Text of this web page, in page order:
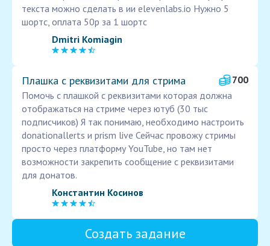
текста можно сделать в ии elevenlabs.io Нужно 5
шортс, оплата 50р за 1 шортс
Dmitri Komiagin
Плашка с реквизитами для стрима
700
Помочь с плашкой с реквизитами которая должна
отображаться на стриме через ютуб (30 тыс
подписчиков) Я так понимаю, необходимо настроить
donationallerts и prism live Сейчас провожу стримы
просто через платформу YouTube, но там нет
возможности закрепить сообщение с реквизитами
для донатов.
Константин Косинов
Создать задание